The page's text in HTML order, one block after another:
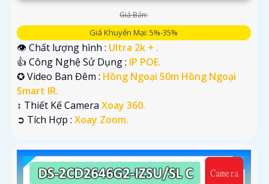
Giá Bán:
Giá Khuyến Mại: 5%-35%
👁 Chất lượng hình : Ultra 2k + .
👍 Công Nghệ Sử Dụng : IP POE.
✪ Video Ban Đêm : Hồng Ngoại 50m Hồng Ngoại
Smart IR.
↕️ Thiết Kế Camera Xoay 360.
️➲ Tích Hợp : Xoay Zoom.